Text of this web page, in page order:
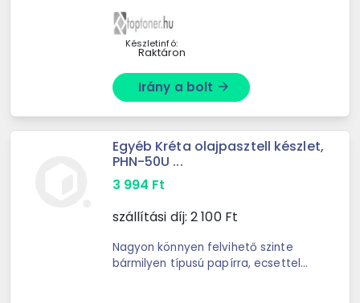
lehet vele dolgozni ...
Készletinfó:
Raktáron
Irány a bolt arrow_forward
Egyéb Kréta olajpasztell készlet,
PHN-50U ...
3 994 Ft
szállítási díj: 2 100Ft
Nagyon könnyen felvihető szinte
bármilyen típusú papírra, ecsettel